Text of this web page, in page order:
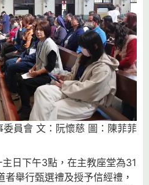
員會 文：阮懷慈 圖：陳菲菲
日下午3點，在主教座堂為31
舉行甄選禮及授予信經禮，